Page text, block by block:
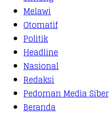
Melawi
Otomatif
Politik
Headline
Nasional
Redaksi
Pedoman Media Siber
Beranda